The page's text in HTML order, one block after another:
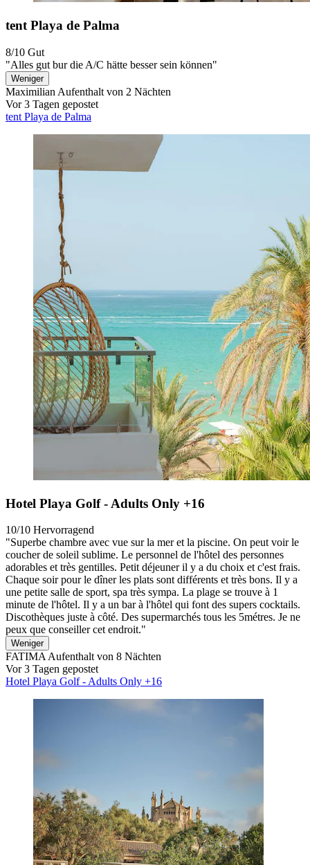
tent Playa de Palma
8/10 Gut
"Alles gut bur die A/C hätte besser sein können"
Weniger
Maximilian Aufenthalt von 2 Nächten
Vor 3 Tagen gepostet
tent Playa de Palma
Hotel Playa Golf - Adults Only +16
10/10 Hervorragend
"Superbe chambre avec vue sur la mer et la piscine. On peut voir le
coucher de soleil sublime. Le personnel de l'hôtel des personnes
adorables et très gentilles. Petit déjeuner il y a du choix et c'est frais.
Chaque soir pour le dîner les plats sont différents et très bons. Il y a
une petite salle de sport, spa très sympa. La plage se trouve à 1
minute de l'hôtel. Il y a un bar à l'hôtel qui font des supers cocktails.
Discothèques juste à côté. Des supermarchés tous les 5métres. Je ne
peux que conseiller cet endroit."
Weniger
FATIMA Aufenthalt von 8 Nächten
Vor 3 Tagen gepostet
Hotel Playa Golf - Adults Only +16